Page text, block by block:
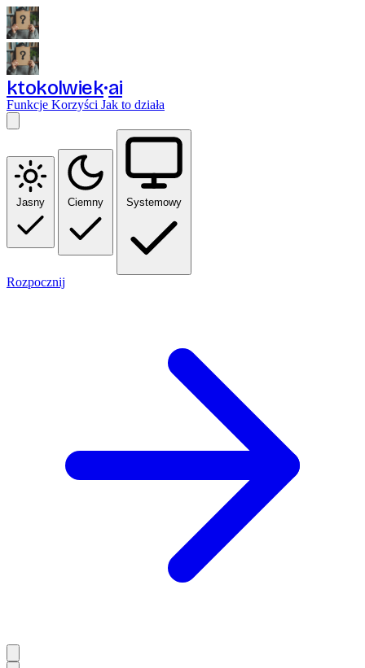
ktokolwiek ai
Funkcje Korzyści Jak to działa
Jasny Ciemny Systemowy
Rozpocznij